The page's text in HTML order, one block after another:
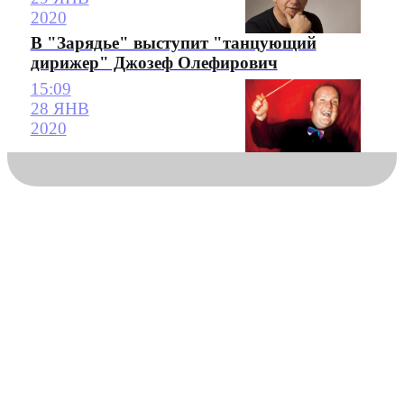
2020
В "Зарядье" выступит "танцующий
дирижер" Джозеф Олефирович
15:09
28 ЯНВ
2020